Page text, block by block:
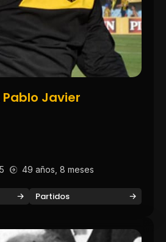
Javier
49 años, 8 meses
Partidos